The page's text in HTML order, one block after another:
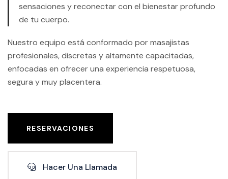
sensaciones y reconectar con el bienestar profundo
de tu cuerpo.
Nuestro equipo está conformado por masajistas
profesionales, discretas y altamente capacitadas,
enfocadas en ofrecer una experiencia respetuosa,
segura y muy placentera.
RESERVACIONES
Hacer Una Llamada